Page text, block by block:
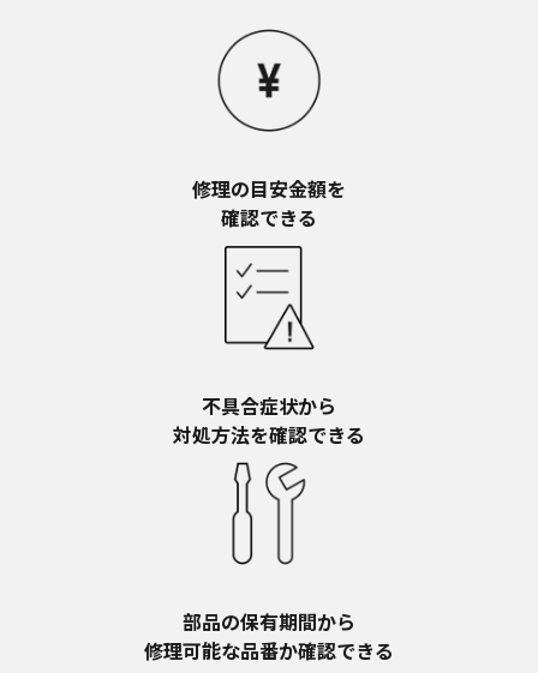
お近くの当社商品の取扱店、または当社サービス
会社に直接お問い合わせください。
本ウェブサイトのサービスに係わる損害の免責
本ウェブサイトのサービスの利用、または利用できな
断・営業情報の損失などによる損害を含む）が生じ、
たとえそのような損害の発生や第三者からの賠償請求
の可能性があることについてあらかじめ知らされた場
合でも、当社は一切責任を負いませんことをご了承く
本ウェブサイトのサービスの中止、変更など
本ウェブサイトのサービスは予告なく中止、または内
お問い合わせ
取扱説明書は、商品をご購入いただいたお客様のため
の資料です。本ウェブサイトに公開されている取扱説
明書について、ご購入のお客様以外からのお問い合わ
せにはお応えできない場合がありますことを、ご了承
修理の目安金額を​
確認できる
不具合症状から​
対処方法を確認できる
部品の保有期間から​
修理可能な品番か確認できる